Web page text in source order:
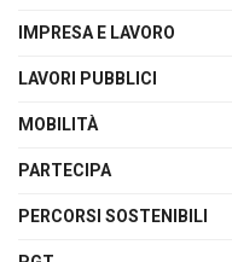
IMPRESA E LAVORO
LAVORI PUBBLICI
MOBILITÀ
PARTECIPA
PERCORSI SOSTENIBILI